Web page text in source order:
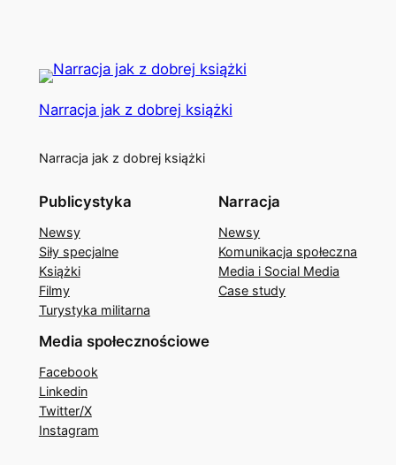
Narracja jak z dobrej książki
Narracja jak z dobrej książki
Publicystyka
Newsy
Siły specjalne
Książki
Filmy
Turystyka militarna
Narracja
Newsy
Komunikacja społeczna
Media i Social Media
Case study
Media społecznościowe
Facebook
Linkedin
Twitter/X
Instagram